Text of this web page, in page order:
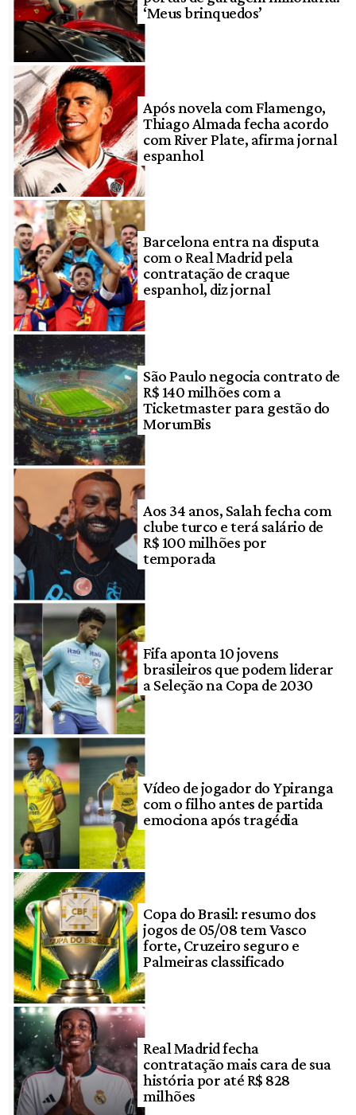
‘Meus brinquedos’
Após novela com Flamengo,
Thiago Almada fecha acordo
com River Plate, afirma jornal
espanhol
Barcelona entra na disputa
com o Real Madrid pela
contratação de craque
espanhol, diz jornal
São Paulo negocia contrato de
R$ 140 milhões com a
Ticketmaster para gestão do
MorumBis
Aos 34 anos, Salah fecha com
clube turco e terá salário de
R$ 100 milhões por
temporada
Fifa aponta 10 jovens
brasileiros que podem liderar
a Seleção na Copa de 2030
Vídeo de jogador do Ypiranga
com o filho antes de partida
emociona após tragédia
Copa do Brasil: resumo dos
jogos de 05/08 tem Vasco
forte, Cruzeiro seguro e
Palmeiras classificado
Real Madrid fecha
contratação mais cara de sua
história por até R$ 828
milhões